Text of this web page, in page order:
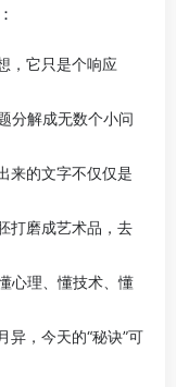
，它只是个响应
分解成无数个小问
来的文字不仅仅是
打磨成艺术品，去
心理、懂技术、懂
异，今天的“秘诀”可